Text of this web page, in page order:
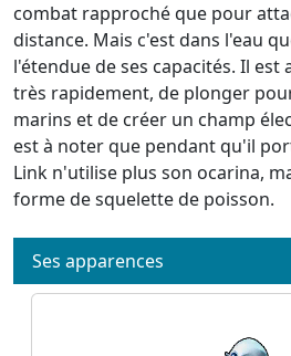
combat rapproché que pour
distance. Mais c'est dans l'eau
l'étendue de ses capacités. Il est
très rapidement, de plonger
marins et de créer un champ
est à noter que pendant qu'il
Link n'utilise plus son ocarina,
forme de squelette de poisson.
Ses apparences